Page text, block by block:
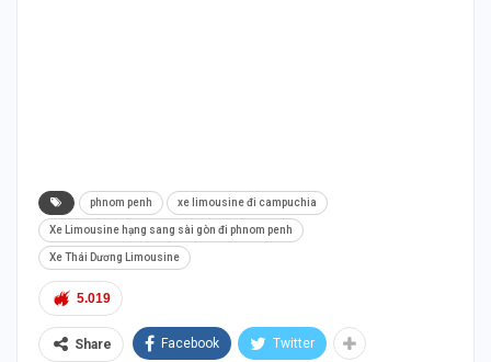
phnom penh xe limousine đi campuchia
Xe Limousine hạng sang sài gòn đi phnom penh
Xe Thái Dương Limousine
5.019
Share Facebook Twitter